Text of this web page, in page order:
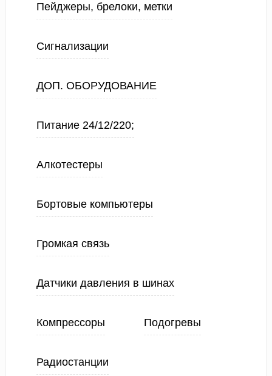
Пейджеры, брелоки, метки
Сигнализации
ДОП. ОБОРУДОВАНИЕ
Питание 24/12/220;
Алкотестеры
Бортовые компьютеры
Громкая связь
Датчики давления в шинах
Компрессоры Подогревы
Радиостанции